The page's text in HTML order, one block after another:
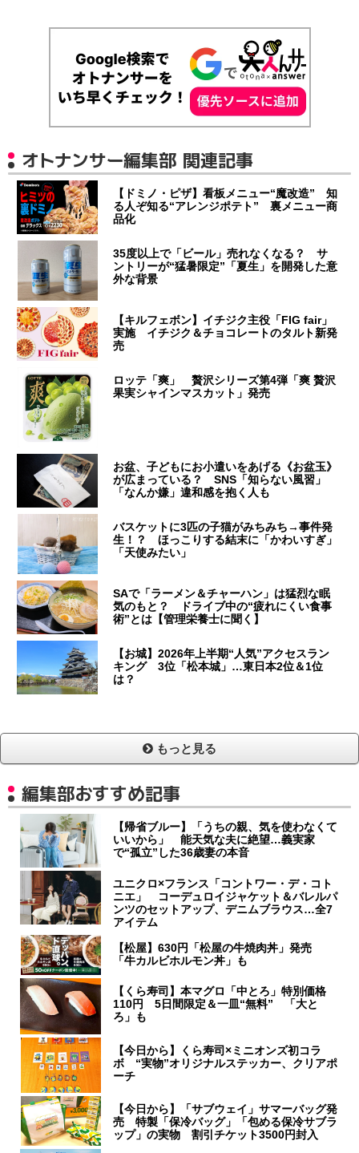
オトナンサー編集部 関連記事
【ドミノ・ピザ】看板メニュー“魔改造” 知
る人ぞ知る“アレンジポテト” 裏メニュー商
品化
35度以上で「ビール」売れなくなる？ サ
ントリーが“猛暑限定”「夏生」を開発した意
外な背景
【キルフェボン】イチジク主役「FIG fair」
実施 イチジク＆チョコレートのタルト新発
売
ロッテ「爽」 贅沢シリーズ第4弾「爽 贅沢
果実シャインマスカット」発売
お盆、子どもにお小遣いをあげる《お盆玉》
が広まっている？ SNS「知らない風習」
「なんか嫌」違和感を抱く人も
バスケットに3匹の子猫がみちみち→事件発
生！？ ほっこりする結末に「かわいすぎ」
「天使みたい」
SAで「ラーメン＆チャーハン」は猛烈な眠
気のもと？ ドライブ中の“疲れにくい食事
術”とは【管理栄養士に聞く】
【お城】2026年上半期“人気”アクセスラン
キング 3位「松本城」…東日本2位＆1位
は？
もっと見る
編集部おすすめ記事
【帰省ブルー】「うちの親、気を使わなくて
いいから」 能天気な夫に絶望…義実家
で“孤立”した36歳妻の本音
ユニクロ×フランス「コントワー・デ・コト
ニエ」 コーデュロイジャケット＆バレルパ
ンツのセットアップ、デニムブラウス…全7
アイテム
【松屋】630円「松屋の牛焼肉丼」発売
「牛カルビホルモン丼」も
【くら寿司】本マグロ「中とろ」特別価格
110円 5日間限定＆一皿“無料” 「大と
ろ」も
【今日から】くら寿司×ミニオンズ初コラ
ボ “実物”オリジナルステッカー、クリアポ
ーチ
【今日から】「サブウェイ」サマーバッグ発
売 特製「保冷バッグ」「包める保冷サブラ
ップ」の実物 割引チケット3500円封入